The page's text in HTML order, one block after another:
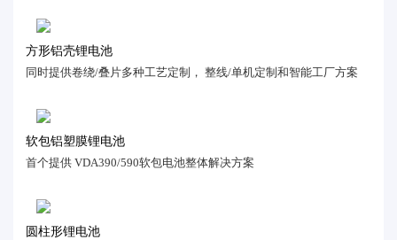
方形铝壳锂电池
同时提供卷绕/叠片多种工艺定制， 整线/单机定制和智能工厂方案
软包铝塑膜锂电池
首个提供 VDA390/590软包电池整体解决方案
圆柱形锂电池